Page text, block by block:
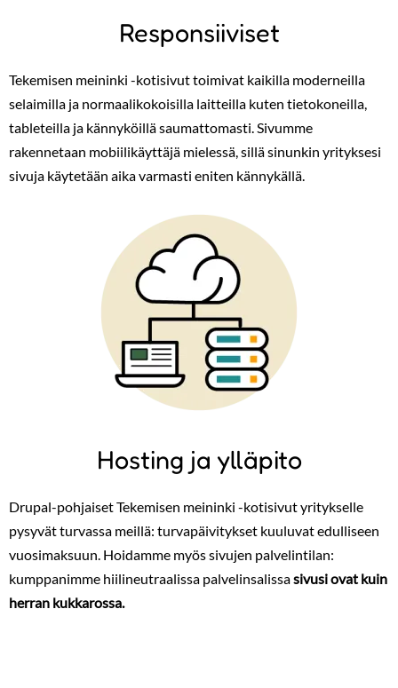
Responsiiviset
Tekemisen meininki -kotisivut toimivat kaikilla moderneilla
selaimilla ja normaalikokoisilla laitteilla kuten tietokoneilla,
tableteilla ja kännyköillä saumattomasti. Sivumme
rakennetaan mobiilikäyttäjä mielessä, sillä sinunkin yrityksesi
sivuja käytetään aika varmasti eniten kännykällä.
Hosting ja ylläpito
Drupal-pohjaiset Tekemisen meininki -kotisivut yritykselle
pysyvät turvassa meillä: turvapäivitykset kuuluvat edulliseen
vuosimaksuun. Hoidamme myös sivujen palvelintilan:
kumppanimme hiilineutraalissa palvelinsalissasivusi ovat kuin
herran kukkarossa.